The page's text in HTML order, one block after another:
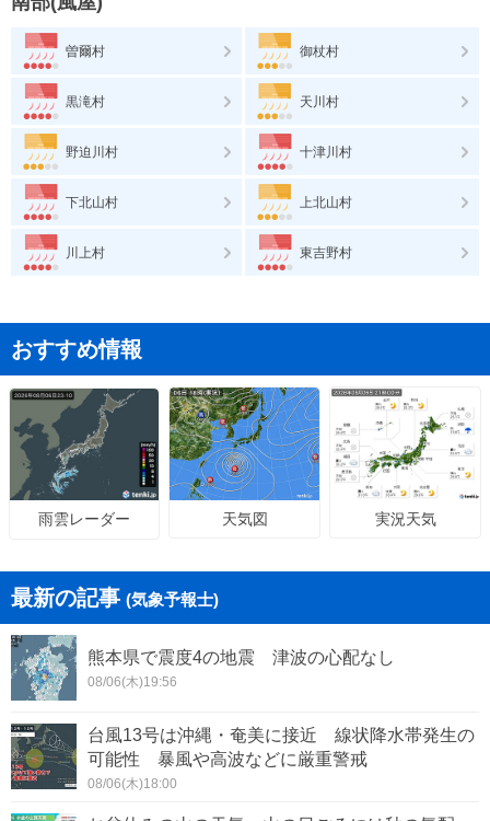
曽爾村 御杖村
黒滝村 天川村
野迫川村 十津川村
下北山村 上北山村
川上村 東吉野村
おすすめ情報
雨雲レーダー 天気図 実況天気
最新の記事 (気象予報士)
熊本県で震度4の地震 津波の心配なし
08/06(木)19:56
台風13号は沖縄・奄美に接近 線状降水帯発生の
可能性 暴風や高波などに厳重警戒
08/06(木)18:00